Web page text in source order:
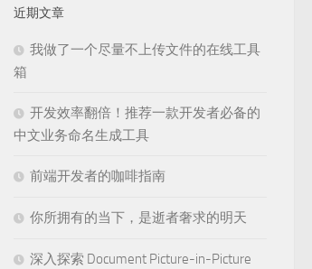
近期文章
我做了一个尽量不上传文件的在线工具
箱
开发效率翻倍！推荐一款开发者必备的
中文业务命名生成工具
前端开发者的咖啡指南
你所拥有的当下，是逝者奢求的明天
深入探索 Document Picture-in-Picture